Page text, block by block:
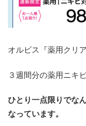
オルビス『薬用クリ
３週間分の薬用ニキ
ひとり一点限りでな
なっています。